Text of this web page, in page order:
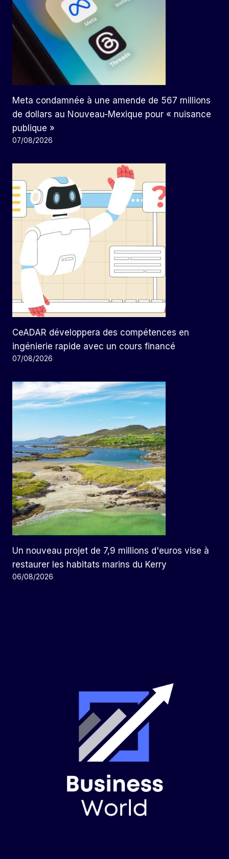
Meta condamnée à une amende de 567 millions
de dollars au Nouveau-Mexique pour « nuisance
publique »
07/08/2026
CeADAR développera des compétences en
ingénierie rapide avec un cours financé
07/08/2026
Un nouveau projet de 7,9 millions d'euros vise à
restaurer les habitats marins du Kerry
06/08/2026